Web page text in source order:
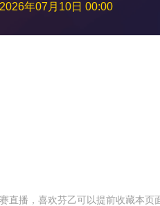
2026年07月10日 00:00
直播，喜欢芬乙可以提前收藏本